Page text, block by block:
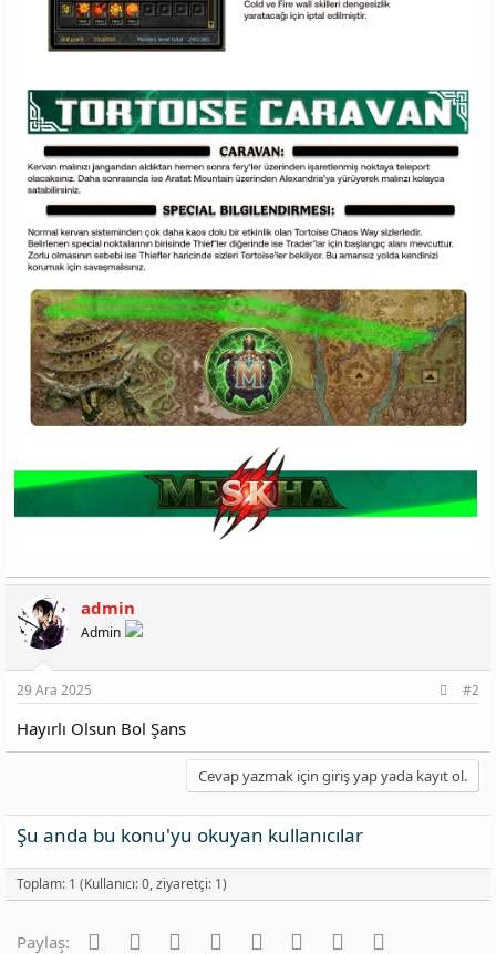
admin
Admin
29 Ara 2025 #2
Hayırlı Olsun Bol Şans
Cevap yazmak için giriş yap yada kayıt ol.
Şu anda bu konu'yu okuyan kullanıcılar
Toplam: 1 (Kullanıcı: 0, ziyaretçi: 1)
Paylaş: Facebook
Twitter Reddit PinterestTumblr WhatsApp
E-posta